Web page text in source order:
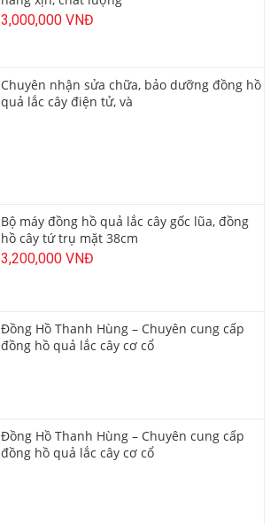
3,000,000 VNĐ
Chuyên nhận sửa chữa, bảo dưỡng đồng hồ
quả lắc cây điện tử, và
Bộ máy đồng hồ quả lắc cây gốc lũa, đồng
hồ cây tứ trụ mặt 38cm
3,200,000 VNĐ
Đồng Hồ Thanh Hùng – Chuyên cung cấp
đồng hồ quả lắc cây cơ cổ
Đồng Hồ Thanh Hùng – Chuyên cung cấp
đồng hồ quả lắc cây cơ cổ